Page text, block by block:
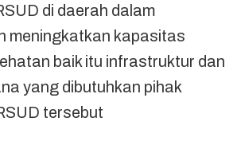
di daerah dalam
meningkatkan kapasitas
baik itu infrastruktur dan
yang dibutuhkan pihak
tersebut